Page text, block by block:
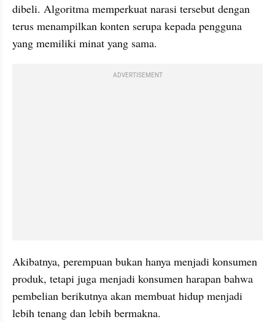
dibeli. Algoritma memperkuat narasi tersebut dengan
terus menampilkan konten serupa kepada pengguna
yang memiliki minat yang sama.
ADVERTISEMENT
Akibatnya, perempuan bukan hanya menjadi konsumen
produk, tetapi juga menjadi konsumen harapan bahwa
pembelian berikutnya akan membuat hidup menjadi
lebih tenang dan lebih bermakna.